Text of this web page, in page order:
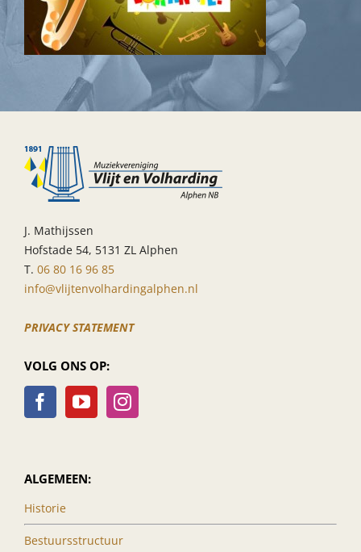
J. Mathijssen
Hofstade 54, 5131 ZL Alphen
T. 06 80 16 96 85
info@vlijtenvolhardingalphen.nl
PRIVACY STATEMENT
VOLG ONS OP:
ALGEMEEN:
Historie
Bestuursstructuur